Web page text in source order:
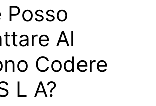
Posso
Al
Codere
L A?